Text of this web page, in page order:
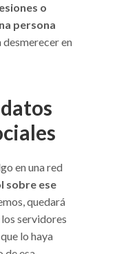
o
persona
desmerecer en
en una red
sobre ese
quedará
servidores
lo haya